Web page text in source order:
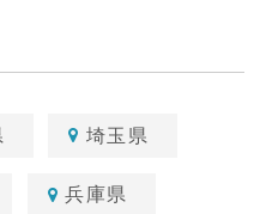
埼玉県
兵庫県